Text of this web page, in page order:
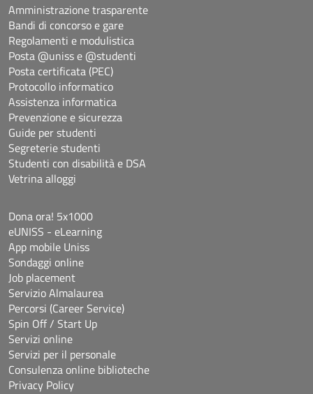
Amministrazione trasparente
Bandi di concorso e gare
Regolamenti e modulistica
Posta @uniss e @studenti
Posta certificata (PEC)
Protocollo informatico
Assistenza informatica
Prevenzione e sicurezza
Guide per studenti
Segreterie studenti
Studenti con disabilità e DSA
Vetrina alloggi
Dona ora! 5x1000
eUNISS - eLearning
App mobile Uniss
Sondaggi online
Job placement
Servizio Almalaurea
Percorsi (Career Service)
Spin Off / Start Up
Servizi online
Servizi per il personale
Consulenza online biblioteche
Privacy Policy